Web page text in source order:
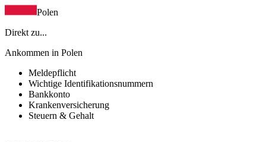
Polen
Direkt zu...
Ankommen in Polen
Meldepflicht
Wichtige Identifikationsnummern
Bankkonto
Krankenversicherung
Steuern & Gehalt